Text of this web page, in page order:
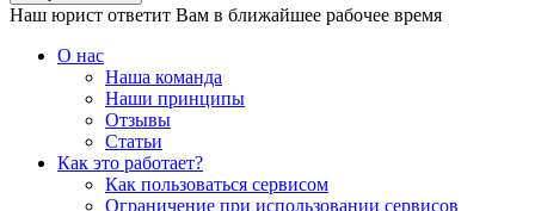
Наш юрист ответит Вам в ближайшее рабочее время
О нас
Наша команда
Наши принципы
Отзывы
Статьи
Как это работает?
Как пользоваться сервисом
Ограничение при использовании сервисов